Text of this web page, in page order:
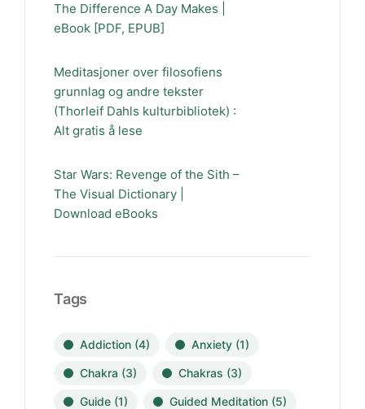
The Difference A Day Makes |
eBook [PDF, EPUB]
Meditasjoner over filosofiens
grunnlag og andre tekster
(Thorleif Dahls kulturbibliotek) :
Alt gratis å lese
Star Wars: Revenge of the Sith –
The Visual Dictionary |
Download eBooks
Tags
Addiction (4) Anxiety (1)
Chakra (3) Chakras (3)
Guide (1) Guided Meditation (5)